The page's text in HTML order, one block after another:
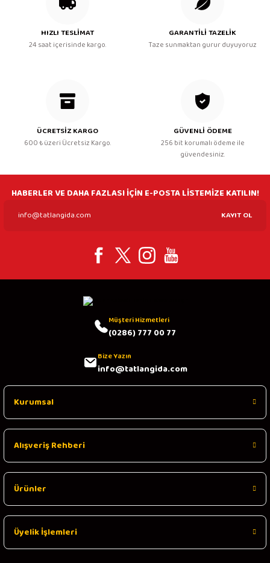
HIZLI TESLİMAT
24 saat içerisinde kargo.
GARANTİLİ TAZELİK
Taze sunmaktan gurur duyuyoruz
ÜCRETSİZ KARGO
600 ₺ üzeri Ücretsiz Kargo.
GÜVENLİ ÖDEME
256 bit korumalı ödeme ile
güvendesiniz.
HABERLER VE DAHA FAZLASI İÇİN E-POSTA LİSTEMİZE KATILIN!
KAYIT OL
Müşteri Hizmetleri
(0286) 777 00 77
Bize Yazın
info@tatlangida.com
Kurumsal
Alışveriş Rehberi
Ürünler
Üyelik İşlemleri